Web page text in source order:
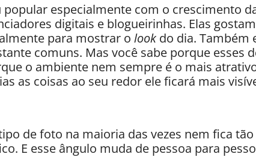
especialmente com o crescimento
digitais e blogueirinhas. Elas
para mostrar o look do dia. Também
comuns. Mas você sabe porque esses
o ambiente nem sempre é o mais
as coisas ao seu redor ele ficará mais
de foto na maioria das vezes nem fica
E esse ângulo muda de pessoa para